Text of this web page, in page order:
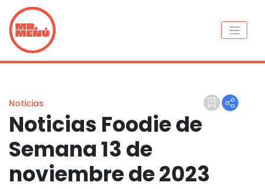
Noticias
Noticias Foodie de
Semana 13 de
noviembre de 2023